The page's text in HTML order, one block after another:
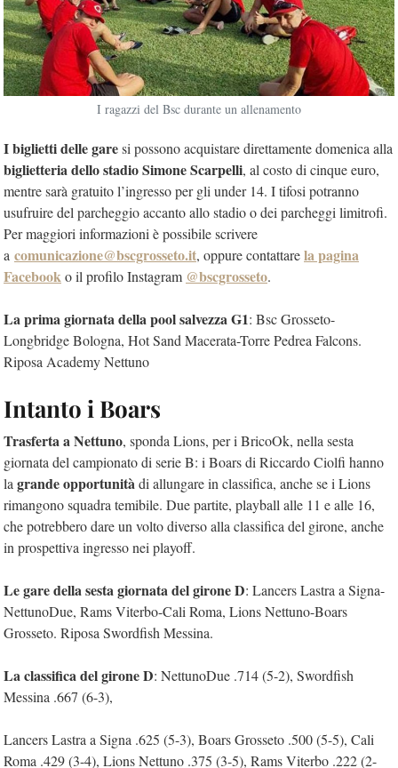
I ragazzi del Bsc durante un allenamento
I biglietti delle garesi possono acquistare direttamente domenica alla
biglietteria dello stadio Simone Scarpelli, al costo di cinque euro,
mentre sarà gratuito l’ingresso per gli under 14. I tifosi potranno
usufruire del parcheggio accanto allo stadio o dei parcheggi limitrofi.
Per maggiori informazioni è possibile scrivere
a comunicazione@bscgrosseto.it, oppure contattarela pagina
Facebooko il profilo Instagram @bscgrosseto.
La prima giornata della pool salvezza G1: Bsc Grosseto-
Longbridge Bologna, Hot Sand Macerata-Torre Pedrea Falcons.
Riposa Academy Nettuno
Intanto i Boars
Trasferta a Nettuno, sponda Lions, per i BricoOk, nella sesta
giornata del campionato di serie B: i Boars di Riccardo Ciolfi hanno
lagrande opportunitàdi allungare in classifica, anche se i Lions
rimangono squadra temibile. Due partite, playball alle 11 e alle 16,
che potrebbero dare un volto diverso alla classifica del girone, anche
in prospettiva ingresso nei playoff.
Le gare della sesta giornata del girone D: Lancers Lastra a Signa-
NettunoDue, Rams Viterbo-Cali Roma, Lions Nettuno-Boars
Grosseto. Riposa Swordfish Messina.
La classifica del girone D: NettunoDue .714 (5-2), Swordfish
Messina .667 (6-3),
Lancers Lastra a Signa .625 (5-3), Boars Grosseto .500 (5-5), Cali
Roma .429 (3-4), Lions Nettuno .375 (3-5), Rams Viterbo .222 (2-